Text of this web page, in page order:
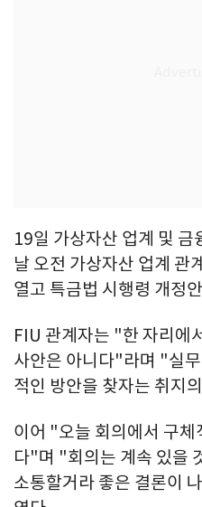
19일 가상자산 업계 및 금
날 오전 가상자산 업계 관
열고 특금법 시행령 개정
FIU 관계자는 "한 자리에
사안은 아니다"라며 "실
적인 방안을 찾자는 취지
이어 "오늘 회의에서 구체
다"며 "회의는 계속 있을
소통할거라 좋은 결론이